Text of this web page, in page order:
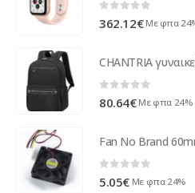
0 out of 5
362.12€ Με φπα
0 out of 5
80.64€ Με φπα 24%
Fan No Brand
5.05€ Με φπα 24%